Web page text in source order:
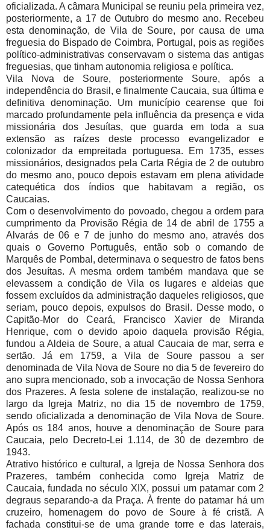
oficializada. A câmara Municipal se reuniu pela primeira vez,
posteriormente, a 17 de Outubro do mesmo ano. Recebeu
esta denominação, de Vila de Soure, por causa de uma
freguesia do Bispado de Coimbra, Portugal, pois as regiões
político-administrativas conservavam o sistema das antigas
freguesias, que tinham autonomia religiosa e política.
Vila Nova de Soure, posteriormente Soure, após a
independência do Brasil, e finalmente Caucaia, sua última e
definitiva denominação. Um município cearense que foi
marcado profundamente pela influência da presença e vida
missionária dos Jesuítas, que guarda em toda a sua
extensão as raízes deste processo evangelizador e
colonizador da empreitada portuguesa. Em 1735, esses
missionários, designados pela Carta Régia de 2 de outubro
do mesmo ano, pouco depois estavam em plena atividade
catequética dos índios que habitavam a região, os
Caucaias.
Com o desenvolvimento do povoado, chegou a ordem para
cumprimento da Provisão Régia de 14 de abril de 1755 a
Alvarás de 06 e 7 de junho do mesmo ano, através dos
quais o Governo Português, então sob o comando de
Marquês de Pombal, determinava o sequestro de fatos bens
dos Jesuítas. A mesma ordem também mandava que se
elevassem a condição de Vila os lugares e aldeias que
fossem excluídos da administração daqueles religiosos, que
seriam, pouco depois, expulsos do Brasil. Desse modo, o
Capitão-Mor do Ceará, Francisco Xavier de Miranda
Henrique, com o devido apoio daquela provisão Régia,
fundou a Aldeia de Soure, a atual Caucaia de mar, serra e
sertão. Já em 1759, a Vila de Soure passou a ser
denominada de Vila Nova de Soure no dia 5 de fevereiro do
ano supra mencionado, sob a invocação de Nossa Senhora
dos Prazeres. A festa solene de instalação, realizou-se no
largo da Igreja Matriz, no dia 15 de novembro de 1759,
sendo oficializada a denominação de Vila Nova de Soure.
Após os 184 anos, houve a denominação de Soure para
Caucaia, pelo Decreto-Lei 1.114, de 30 de dezembro de
1943.
Atrativo histórico e cultural, a Igreja de Nossa Senhora dos
Prazeres, também conhecida como Igreja Matriz de
Caucaia, fundada no século XIX, possui um patamar com 2
degraus separando-a da Praça. À frente do patamar há um
cruzeiro, homenagem do povo de Soure à fé cristã. A
fachada constitui-se de uma grande torre e das laterais,